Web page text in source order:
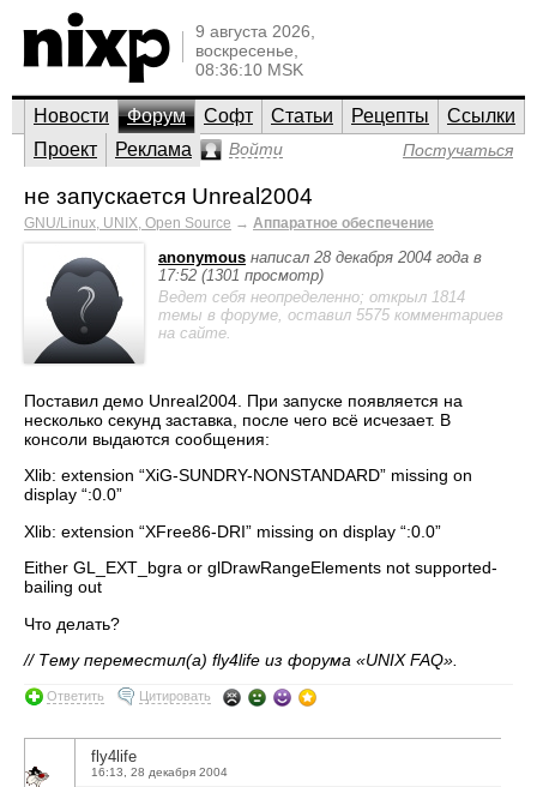
9 августа 2026,
воскресенье,
08:36:10 MSK
Новости Форум Софт Статьи Рецепты
Ссылки
Проект
Реклама Войти Постучаться
не запускается Unreal2004
GNU/Linux, UNIX, Open Source → Аппаратное обеспечение
anonymous написал 28 декабря 2004 года в
17:52 (1301 просмотр)
Ведет себя неопределенно; открыл 1814
темы в форуме, оставил 5575 комментариев
на сайте.
Поставил демо Unreal2004. При запуске появляется на
несколько секунд заставка, после чего всё исчезает. В
консоли выдаются сообщения:
Xlib: extension “XiG-SUNDRY-NONSTANDARD” missing on
display “:0.0”
Xlib: extension “XFree86-DRI” missing on display “:0.0”
Either GL_EXT_bgra or glDrawRangeElements not supported-
bailing out
Что делать?
// Тему переместил(а) fly4life из форума «UNIX FAQ».
Ответить Цитировать
fly4life
16:13, 28 декабря 2004